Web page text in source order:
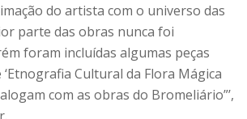
do artista com o universo das
parte das obras nunca foi
foram incluídas algumas peças
Cultural da Flora Mágica
com as obras do Bromeliário”’,